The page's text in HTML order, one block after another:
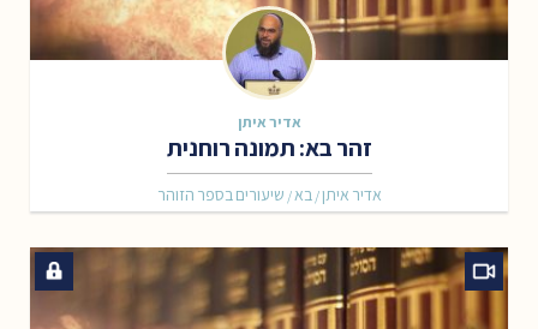
אדיר איתן
זהר בא: תמונה רוחנית
שיעורים בספר הזוהר /בא /אדיר איתן